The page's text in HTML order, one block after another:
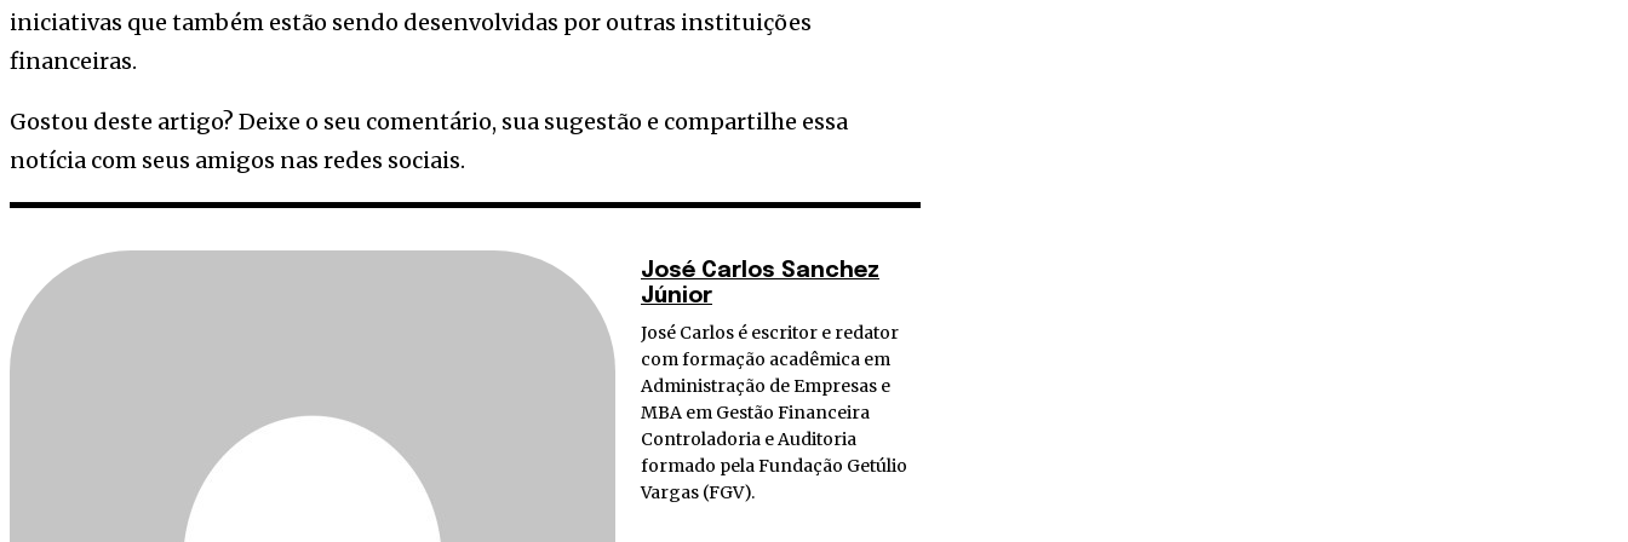
iniciativas que também estão sendo desenvolvidas por outras instituições
financeiras.
Gostou deste artigo? Deixe o seu comentário, sua sugestão e compartilhe essa
notícia com seus amigos nas redes sociais.
José Carlos Sanchez
Júnior
José Carlos é escritor e redator
com formação acadêmica em
Administração de Empresas e
MBA em Gestão Financeira
Controladoria e Auditoria
formado pela Fundação Getúlio
Vargas (FGV).